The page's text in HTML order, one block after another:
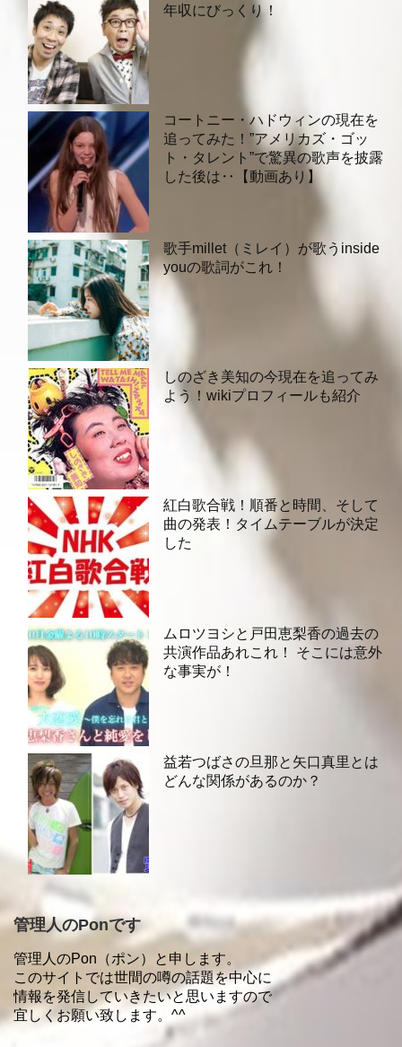
年収にびっくり！
コートニー・ハドウィンの現在を
追ってみた！”アメリカズ・ゴッ
ト・タレント”で驚異の歌声を披露
した後は‥【動画あり】
歌手millet（ミレイ）が歌うinside
youの歌詞がこれ！
しのざき美知の今現在を追ってみ
よう！wikiプロフィールも紹介
紅白歌合戦！順番と時間、そして
曲の発表！タイムテーブルが決定
した
ムロツヨシと戸田恵梨香の過去の
共演作品あれこれ！ そこには意外
な事実が！
益若つばさの旦那と矢口真里とは
どんな関係があるのか？
管理人のPonです
管理人のPon（ポン）と申します。
このサイトでは世間の噂の話題を中心に
情報を発信していきたいと思いますので
宜しくお願い致します。^^